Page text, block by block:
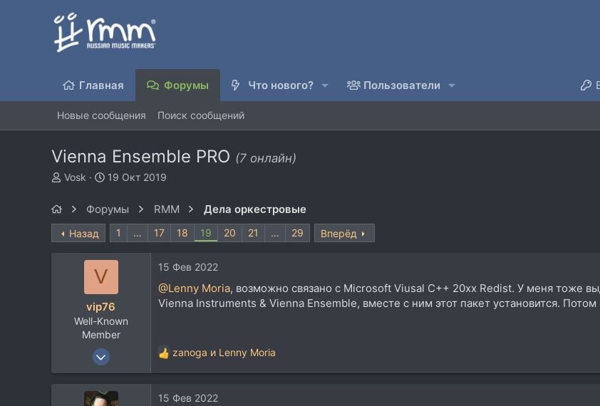
Главная Форумы Что нового? Пользователи
Новые сообщения Поиск сообщений
Vienna Ensemble PRO (7 онлайн)
А
р
т
Vosk
Д
а
а
ч
а
а
19 Окт 2019
Форумы RMM Дела оркестровые
Назад 1 … 17 18 19 20 21 … 29 Вперёд
V
vip76
Well-Known
Member
4 Апр 2007
2.406
15 Фев 2022
@Lenny Moria, возможно связано с Microsoft Viusal C++ 20xx Redist. У меня тоже
Vienna Instruments & Vienna Ensemble, вместе с ним этот пакет установится.
Р
е
к
zanoga и Lenny Moria
15 Фев 2022